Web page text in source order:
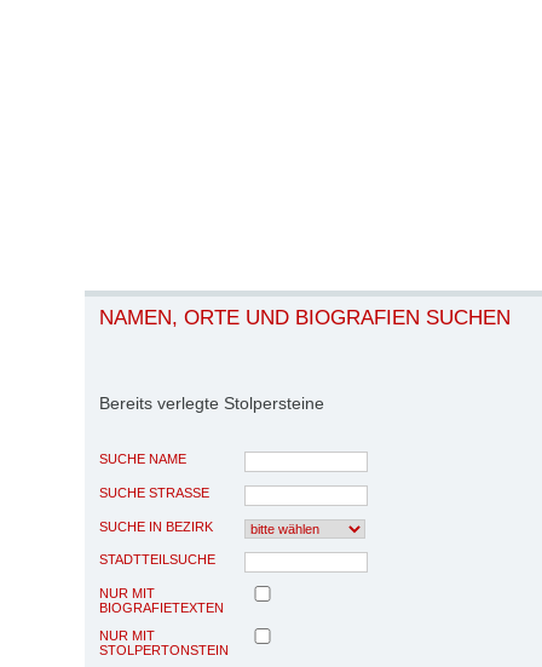
NAMEN, ORTE UND BIOGRAFIEN SUCHEN
Bereits verlegte Stolpersteine
SUCHE NAME
SUCHE STRASSE
SUCHE IN BEZIRK
STADTTEILSUCHE
NUR MIT
BIOGRAFIETEXTEN
NUR MIT
STOLPERTONSTEIN